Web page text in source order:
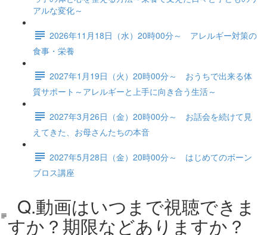
アルな変化～
2026年11月18日（水）20時00分～ アレルギー対策の
食事・栄養
2027年1月19日（火）20時00分～ おうちで出来る体
質サポート～アレルギーと上手に向き合う生活～
2027年3月26日（金）20時00分～ お話会を続けて見
えてきた、お母さんたちの本音
2027年5月28日（金）20時00分～ はじめてのボーン
ブロス講座
Q.動画はいつまで視聴できま
すか？期限などありますか？